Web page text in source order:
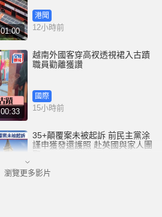
01:00
港聞
12小時前
00:33
越南外國客穿高衩透視裙入古蹟
職員勸離獲讚
國際
15小時前
35+顛覆案未被起訴 前民主黨涂
謹申獲發還護照 赴英國與家人團
港聞
瀏覽更多影片